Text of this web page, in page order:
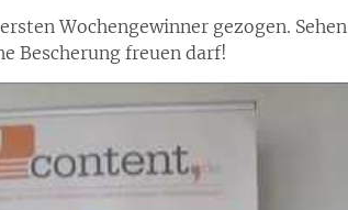
Wochengewinner gezogen. Sehen
Bescherung freuen darf!